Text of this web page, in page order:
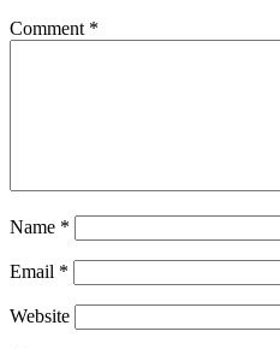
Comment *
Name *
Email *
Website